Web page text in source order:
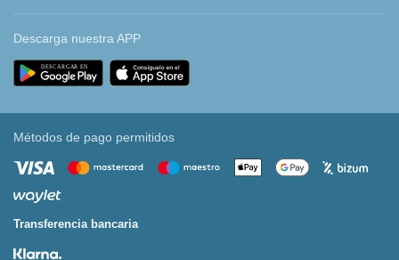
Descarga nuestra APP
Métodos de pago permitidos
Transferencia bancaria